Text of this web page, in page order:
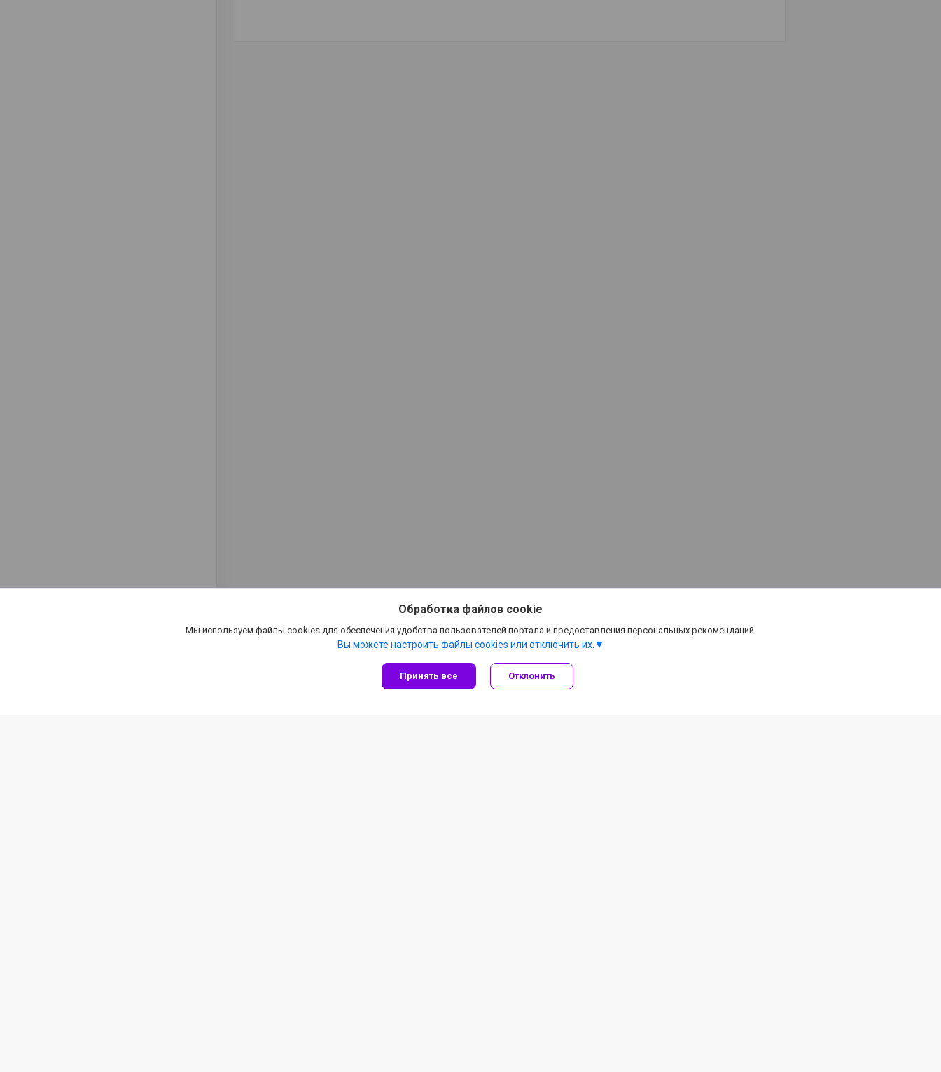
Обработка файлов cookie
Мы используем файлы cookies для обеспечения удобства пользователей портала и предоставления персональных рекомендаций.
Вы можете настроить файлы cookies или отключить их.
Принять все Отклонить